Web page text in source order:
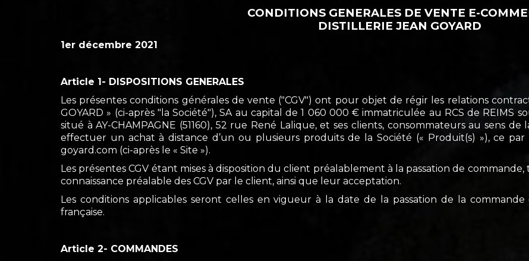
CONDITIONS GENERALES DE VENTE E-
DISTILLERIE JEAN GOYARD
1er décembre 2021
Article 1- DISPOSITIONS GENERALES
Les présentes conditions générales de vente ("CGV") ont pour objet de régir les relations
GOYARD » (ci-après "la Société"), SA au capital de 1 060 000 € immatriculée au RCS de REIMS
situé à AY-CHAMPAGNE (51160), 52 rue René Lalique, et ses clients, consommateurs au sens
effectuer un achat à distance d’un ou plusieurs produits de la Société (« Produit(s) »), ce
goyard.com (ci-après le « Site »).
Les présentes CGV étant mises à disposition du client préalablement à la passation de
connaissance préalable des CGV par le client, ainsi que leur acceptation.
Les conditions applicables seront celles en vigueur à la date de la passation de la
française.
Article 2- COMMANDES